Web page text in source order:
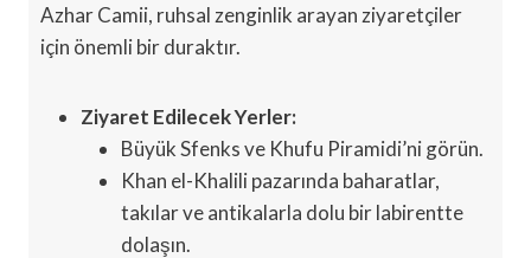
Azhar Camii, ruhsal zenginlik arayan ziyaretçiler
için önemli bir duraktır.
Ziyaret Edilecek Yerler:
Büyük Sfenks ve Khufu Piramidi’ni görün.
Khan el-Khalili pazarında baharatlar,
takılar ve antikalarla dolu bir labirentte
dolaşın.